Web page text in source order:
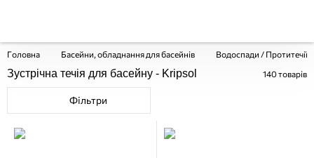
Головна Басейни, обладнання для басейнів Водоспади / Протитечії
Зустрічна течія для басейну - Kripsol 140товарів
Фільтри